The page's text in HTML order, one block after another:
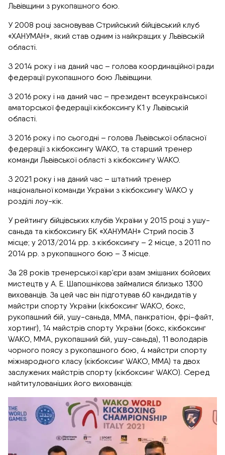
Львівщини з рукопашного бою.
У 2008 році засновував Стрийський бійцівський клуб
«ХАНУМАН», який став одним із найкращих у Львівській
області.
З 2014 року і на даний час – голова координаційної ради
федерації рукопашного бою Львівщини.
З 2016 року і на даний час – президент всеукраїнської
аматорської федерації кікбоксингу К1 у Львівській
області.
З 2016 року і по сьогодні – голова Львівської обласної
федерації з кікбоксингу WAKO, та старший тренер
команди Львівської області з кікбоксингу WAKO.
З 2021 року і на даний час – штатний тренер
національної команди України з кікбоксингу WAKO у
розділі лоу-кік.
У рейтингу бійцівських клубів України у 2015 році з ушу-
саньда та кікбоксингу БК «ХАНУМАН» Стрий посів 3
місце; у 2013/2014 рр. з кікбоксингу – 2 місце, з 2011 по
2014 рр. з рукопашного бою – 3 місце.
За 28 років тренерської кар’єри азам змішаних бойових
мистецтв у А. Е. Шапошнікова займалися близько 1300
вихованців. За цей час він підготував 60 кандидатів у
майстри спорту України (кікбоксинг WAKO, бокс,
рукопашний бій, ушу-саньда, ММА, панкратіон, фрі-файт,
хортинг), 14 майстрів спорту України (бокс, кікбоксинг
WAKO, ММА, рукопашний бій, ушу-саньда), 11 володарів
чорного поясу з рукопашного бою, 4 майстри спорту
міжнародного класу (кікбоксинг WAKO, ММА) та двох
заслужених майстрів спорту (кікбоксинг WAKO). Серед
найтитулованіших його вихованців: